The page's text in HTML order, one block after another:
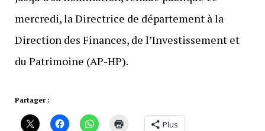
mercredi, la Directrice de département à la
Direction des Finances, de l’Investissement et
du Patrimoine (AP-HP).
Partager :
Plus